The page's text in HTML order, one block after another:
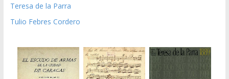
Teresa de la Parra
Tulio Febres Cordero